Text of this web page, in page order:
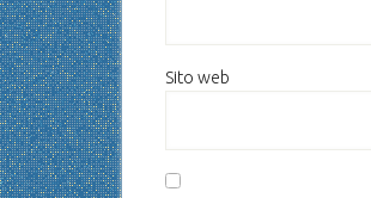
Sito web